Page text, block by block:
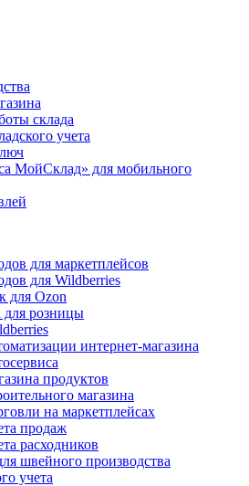
склада
учета
МойСклад» для мобильного
для маркетплейсов
для Wildberries
для Ozon
для розницы
интернет-магазина
продуктов
магазина
на маркетплейсах
продаж
расходников
швейного производства
учета